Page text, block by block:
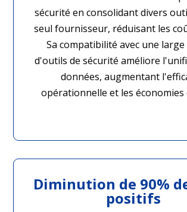
sécurité en consolidant divers
seul fournisseur, réduisant les
Sa compatibilité avec une large
d'outils de sécurité améliore
données, augmentant
opérationnelle et les économies
Diminution de 90%
positifs